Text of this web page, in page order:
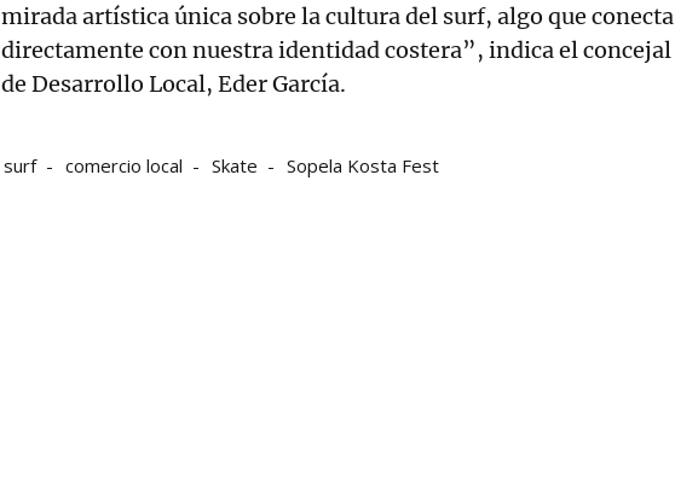
mirada artística única sobre la cultura del surf, algo que conecta
directamente con nuestra identidad costera”, indica el concejal
de Desarrollo Local, Eder García.
surf comercio local Skate Sopela Kosta Fest